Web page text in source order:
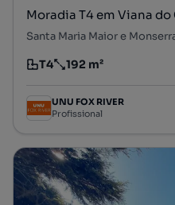
Moradia T4 em Viana
Tipologia
T4
Preço por metro quadrado
192 m²
UNU FOX RIVER
Profissional